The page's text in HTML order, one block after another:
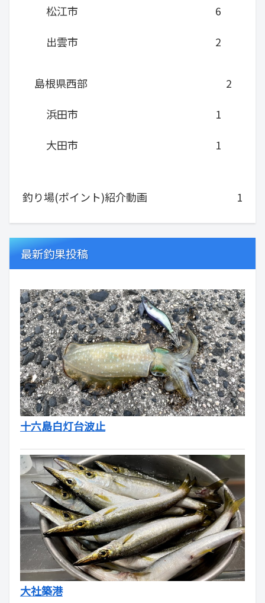
松江市
6
出雲市
2
島根県西部
2
浜田市
1
大田市
1
釣り場(ポイント)紹介動画 1
最新釣果投稿
十六島白灯台波止
大社築港